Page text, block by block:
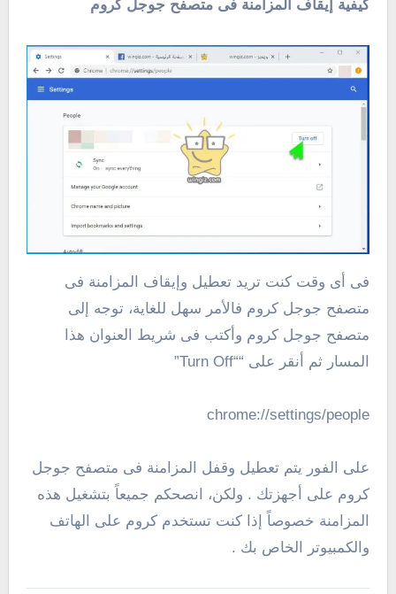
كيفية إيقاف المزامنة فى متصفح جوجل كروم
فى أى وقت كنت تريد تعطيل وإيقاف المزامنة فى
متصفح جوجل كروم فالأمر سهل للغاية، توجه إلى
متصفح جوجل كروم وأكتب فى شريط العنوان هذا
المسار ثم أنقر على ““Turn Off”
chrome://settings/people
على الفور يتم تعطيل وقفل المزامنة فى متصفح جوجل
كروم على أجهزتك . ولكن، انصحكم جميعاً بتشغيل هذه
المزامنة خصوصاً إذا كنت تستخدم كروم على الهاتف
والكمبيوتر الخاص بك .